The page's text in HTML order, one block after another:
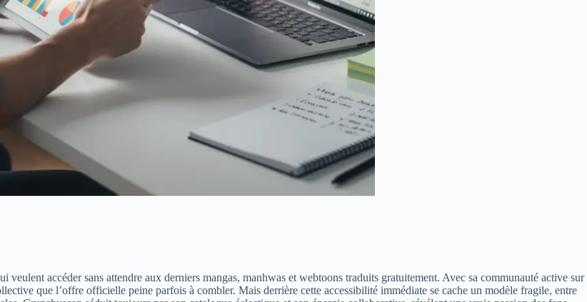
veulent accéder sans attendre aux derniers mangas, manhwas et webtoons traduits gratuitement. Avec sa communauté active sur
que l’offre officielle peine parfois à combler. Mais derrière cette accessibilité immédiate se cache un modèle fragile, entre